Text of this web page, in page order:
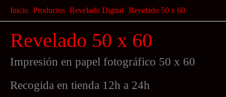
al
contenido
Inicio Productos Revelado Digital Revelado 50 x 60
Revelado 50 x 60
Impresión en papel fotográfico 50 x 60
Recogida en tienda 12h a 24h